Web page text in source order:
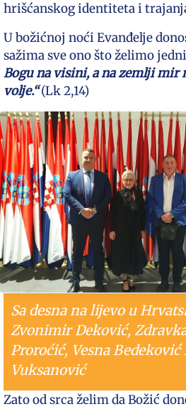
hrišćanskog identiteta i
U božićnoj noći Evanđelje
sažima sve ono što želimo
Bogu na visini, a na zemlji mir
volje.“(Lk 2,14)
Sa desna na lijevo u
Zvonimir Deković,
Proroćić, Vesna
Vuksanović
Zato od srca želim da Božić